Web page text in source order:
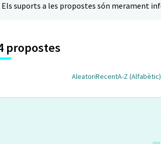
Els suports a les propostes són merament
propostes
AleatoriRecentA-Z (Alfabètic)